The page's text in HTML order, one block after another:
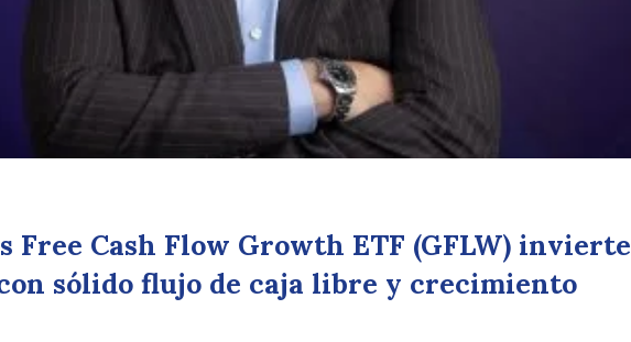
Free Cash Flow Growth ETF (GFLW) invierte
sólido flujo de caja libre y crecimiento